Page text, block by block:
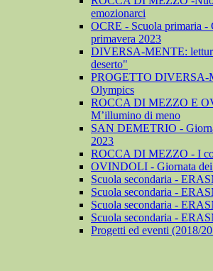
emozionarci
OCRE - Scuola primaria -
primavera 2023
DIVERSA-MENTE:
deserto"
PROGETTO DIVERSA-
Olympics
ROCCA DI MEZZO E
M’illumino di meno
SAN DEMETRIO -
2023
ROCCA DI MEZZO - I
OVINDOLI - Giornata dei
Scuola secondaria -
Scuola secondaria -
Scuola secondaria -
Scuola secondaria -
Progetti ed eventi (2018/